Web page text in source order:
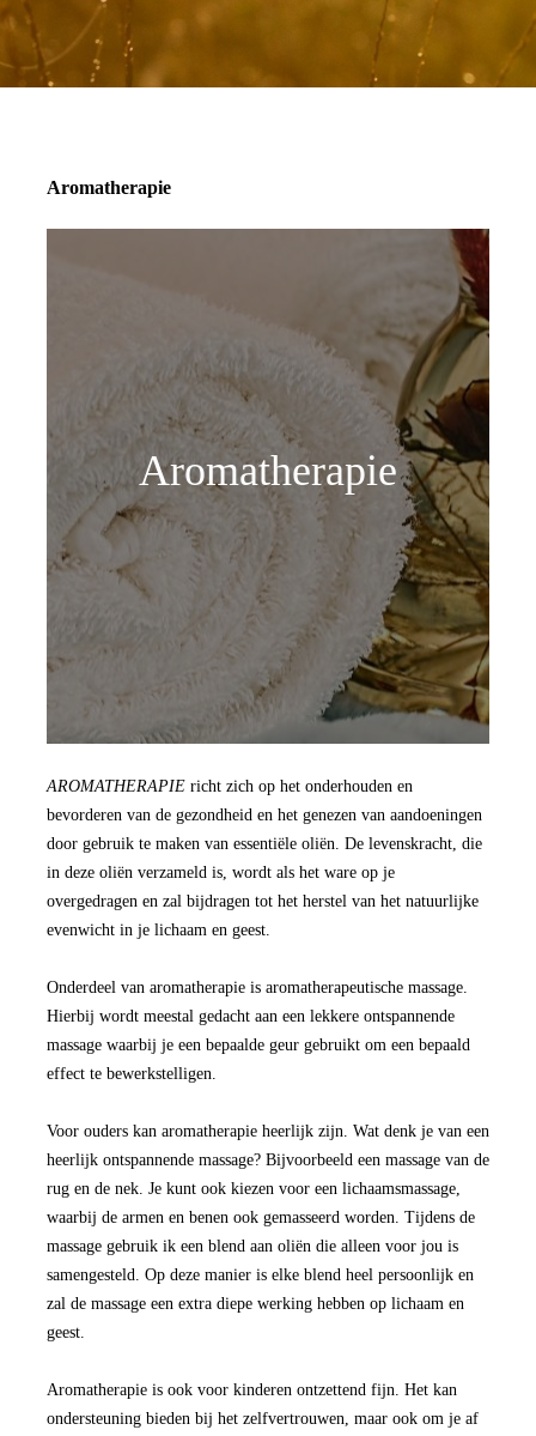
Aromatherapie
Aromatherapie
AROMATHERAPIE richt zich op het onderhouden en
bevorderen van de gezondheid en het genezen van aandoeningen
door gebruik te maken van essentiële oliën. De levenskracht, die
in deze oliën verzameld is, wordt als het ware op je
overgedragen en zal bijdragen tot het herstel van het natuurlijke
evenwicht in je lichaam en geest.
Onderdeel van aromatherapie is aromatherapeutische massage.
Hierbij wordt meestal gedacht aan een lekkere ontspannende
massage waarbij je een bepaalde geur gebruikt om een bepaald
effect te bewerkstelligen.
Voor ouders kan aromatherapie heerlijk zijn. Wat denk je van een
heerlijk ontspannende massage? Bijvoorbeeld een massage van de
rug en de nek. Je kunt ook kiezen voor een lichaamsmassage,
waarbij de armen en benen ook gemasseerd worden. Tijdens de
massage gebruik ik een blend aan oliën die alleen voor jou is
samengesteld. Op deze manier is elke blend heel persoonlijk en
zal de massage een extra diepe werking hebben op lichaam en
geest.
Aromatherapie is ook voor kinderen ontzettend fijn. Het kan
ondersteuning bieden bij het zelfvertrouwen, maar ook om je af